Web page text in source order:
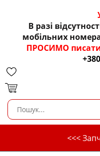
В разі
мобільних
ПРОСИМО
<<<